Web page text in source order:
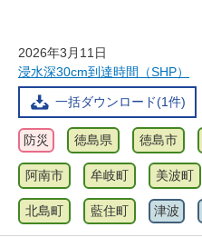
2026年3月11日
浸水深30cm到達時間（SHP）
一括ダウンロード(1件)
防災 徳島県 徳島市
阿南市 牟岐町 美波町
北島町 藍住町 津波